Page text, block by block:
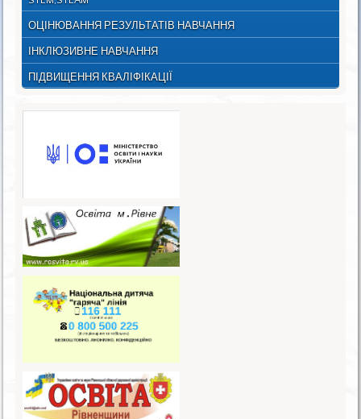
ОЦІНЮВАННЯ РЕЗУЛЬТАТІВ НАВЧАННЯ
ІНКЛЮЗИВНЕ НАВЧАННЯ
ПІДВИЩЕННЯ КВАЛІФІКАЦІЇ